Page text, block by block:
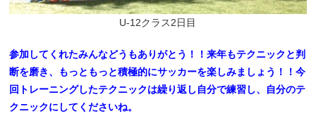
U-12クラス2日目
参加してくれたみんなどうもありがとう！！来年もテクニックと判
断を磨き、 もっともっと積極的にサッカーを楽しみましょう！！今
回トレーニングしたテクニックは繰り返し自分で練習し、自分のテ
クニックにしてくださいね。